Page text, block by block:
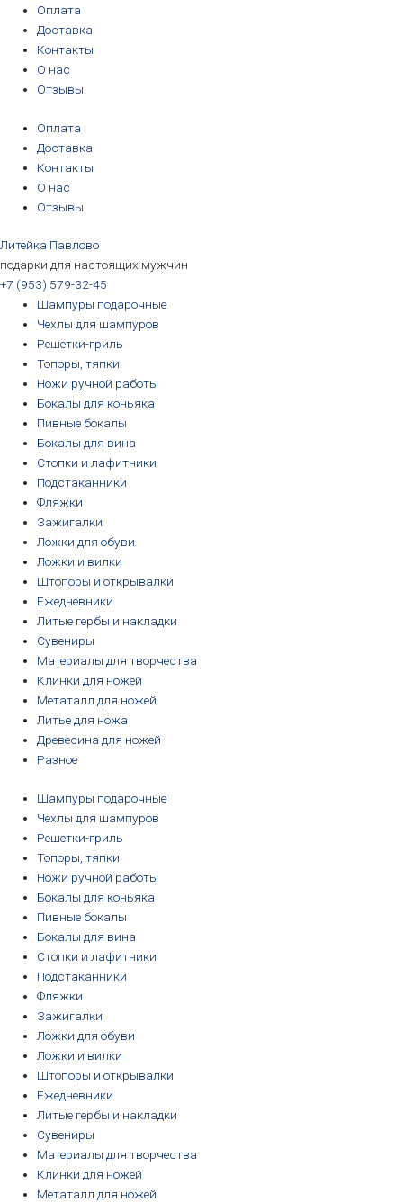
Перейти
содержимому
Оплата
Доставка
Контакты
О нас
Отзывы
Оплата
Доставка
Контакты
О нас
Отзывы
Литейка Павлово
подарки для настоящих мужчин
+7 (953) 579-32-45
Шампуры подарочные
Чехлы для шампуров
Решетки-гриль
Топоры, тяпки
Ножи ручной работы
Бокалы для коньяка
Пивные бокалы
Бокалы для вина
Стопки и лафитники
Подстаканники
Фляжки
Зажигалки
Ложки для обуви
Ложки и вилки
Штопоры и открывалки
Ежедневники
Литые гербы и накладки
Сувениры
Материалы для творчества
Клинки для ножей
Метаталл для ножей
Литье для ножа
Древесина для ножей
Разное
Шампуры подарочные
Чехлы для шампуров
Решетки-гриль
Топоры, тяпки
Ножи ручной работы
Бокалы для коньяка
Пивные бокалы
Бокалы для вина
Стопки и лафитники
Подстаканники
Фляжки
Зажигалки
Ложки для обуви
Ложки и вилки
Штопоры и открывалки
Ежедневники
Литые гербы и накладки
Сувениры
Материалы для творчества
Клинки для ножей
Метаталл для ножей
Количество
товара
Рюмка-
лафитник
"Дева",
"Скорпион",
"Стрелец"
Первоначальная
цена
составляла
Первоначальная
цена
составляла
Первоначальная
цена
составляла
Первоначальная
цена
составляла